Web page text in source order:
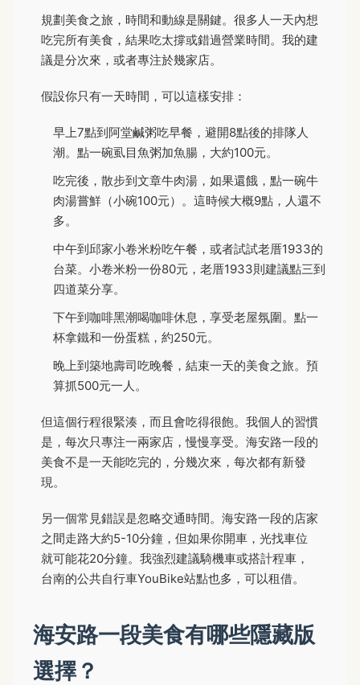
規劃美食之旅，時間和動線是關鍵。很多人一天內想
吃完所有美食，結果吃太撐或錯過營業時間。我的建
議是分次來，或者專注於幾家店。
假設你只有一天時間，可以這樣安排：
早上7點到阿堂鹹粥吃早餐，避開8點後的排隊人
潮。點一碗虱目魚粥加魚腸，大約100元。
吃完後，散步到文章牛肉湯，如果還餓，點一碗牛
肉湯嘗鮮（小碗100元）。這時候大概9點，人還不
多。
中午到邱家小卷米粉吃午餐，或者試試老厝1933的
台菜。小卷米粉一份80元，老厝1933則建議點三到
四道菜分享。
下午到咖啡黑潮喝咖啡休息，享受老屋氛圍。點一
杯拿鐵和一份蛋糕，約250元。
晚上到築地壽司吃晚餐，結束一天的美食之旅。預
算抓500元一人。
但這個行程很緊湊，而且會吃得很飽。我個人的習慣
是，每次只專注一兩家店，慢慢享受。海安路一段的
美食不是一天能吃完的，分幾次來，每次都有新發
現。
另一個常見錯誤是忽略交通時間。海安路一段的店家
之間走路大約5-10分鐘，但如果你開車，光找車位
就可能花20分鐘。我強烈建議騎機車或搭計程車，
台南的公共自行車YouBike站點也多，可以租借。
海安路一段美食有哪些隱藏版
選擇？